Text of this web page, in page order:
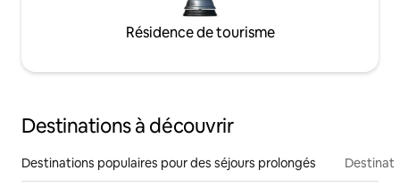
Résidence de tourisme
Destinations à découvrir
Destinations populaires pour des séjours prolongés